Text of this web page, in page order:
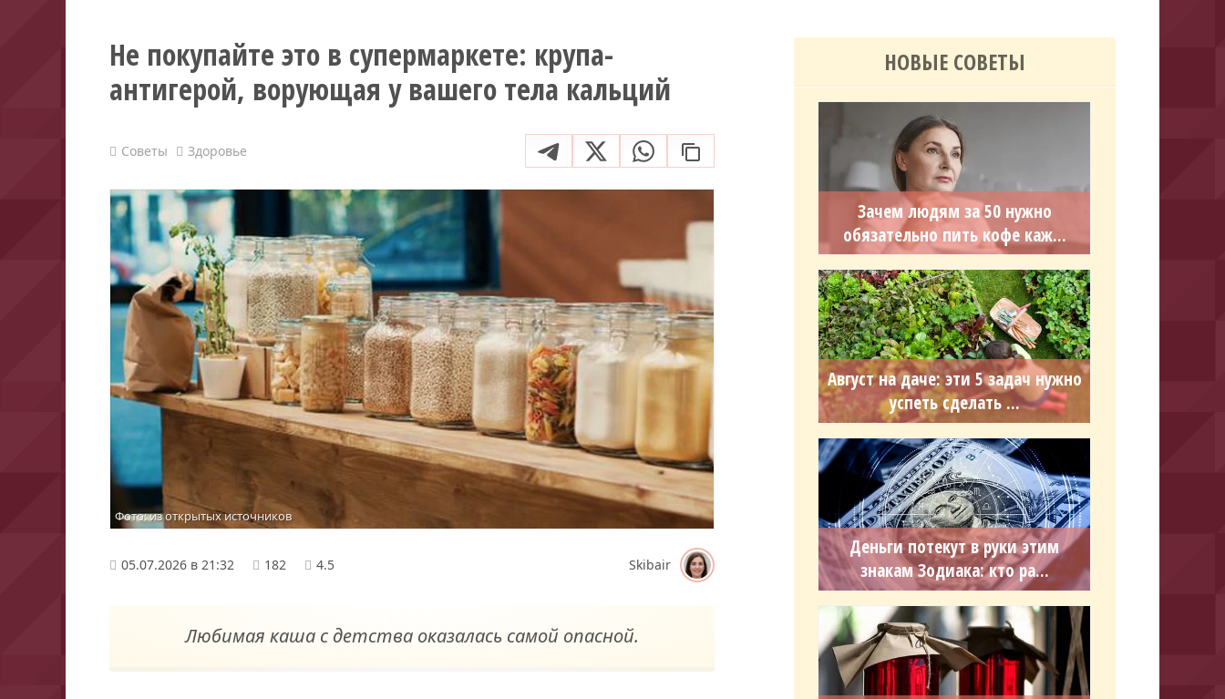
Не покупайте это в супермаркете: крупа-
антигерой, ворующая у вашего тела кальций
Советы Здоровье
Фото: из открытых источников
05.07.2026 в 21:32 182 4.5 Skibair
Любимая каша с детства оказалась самой опасной.
НОВЫЕ СОВЕТЫ
Зачем людям за 50 нужно
обязательно пить кофе каж...
Август на даче: эти 5 задач нужно
успеть сделать ...
Деньги потекут в руки этим
знакам Зодиака: кто ра...